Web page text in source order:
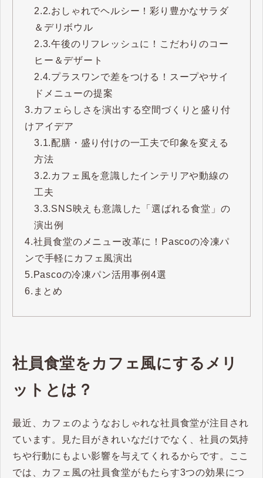
2.2.おしゃれでヘルシー！彩り豊かなサラダ
＆デリボウル
2.3.午後のリフレッシュに！こだわりのコー
ヒー＆デザート
2.4.プラスワンで差をつける！スープやサイ
ドメニューの提案
3. カフェらしさを演出する空間づくりと盛り付
けアイデア
3.1.配膳・盛り付けの一工夫で印象を変える
方法
3.2. カフェ風を意識したインテリアや動線の
工夫
3.3.SNS映えも意識した「選ばれる食堂」の
演出例
4.社員食堂のメニュー改革に！Pascoの冷凍パ
ンで手軽にカフェ風演出
5. Pascoの冷凍パン活用事例4選
6. まとめ
社員食堂をカフェ風にするメリ
ットとは？
最近、カフェのようなおしゃれな社員食堂が注目され
ています。見た目がきれいなだけでなく、社員の気持
ちや行動にもよい影響を与えてくれるからです。ここ
では、カフェ風の社員食堂がもたらす3つの効果につ